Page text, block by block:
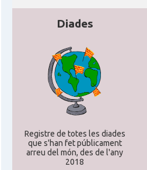
Diades
Registre de totes les diades
que s'han fet públicament
arreu del món, des de l'any
2018